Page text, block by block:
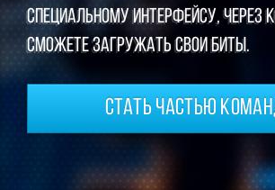
специальному интерфейсу, через
сможете загружать свои биты.
Стать частью